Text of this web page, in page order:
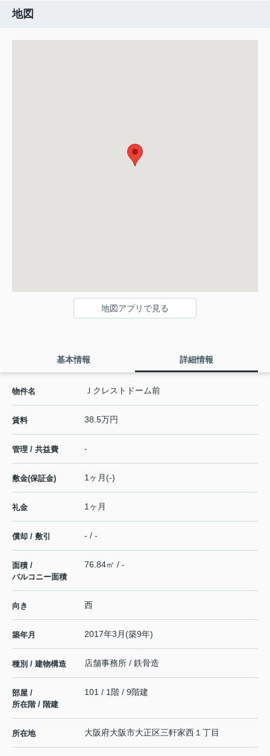
地図
地図アプリで見る
基本情報 詳細情報
物件名 Ｊクレストドーム前
賃料 38.5万円
管理 / 共益費 -
敷金(保証金) 1ヶ月(-)
礼金 1ヶ月
償却 / 敷引 - / -
面積 /
バルコニー面積
76.84㎡ / -
向き 西
築年月 2017年3月(築9年)
種別 / 建物構造 店舗事務所 / 鉄骨造
部屋 /
所在階 / 階建
101 / 1階 / 9階建
所在地 大阪府大阪市大正区三軒家西 １丁目